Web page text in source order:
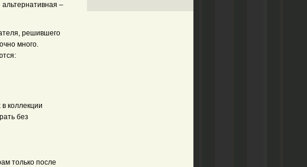
–
решившего
много.
коллекции
без
только после